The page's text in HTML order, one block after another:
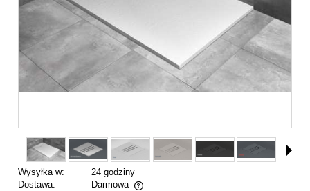
Wysyłka w:
24 godziny
Dostawa:
Darmowa